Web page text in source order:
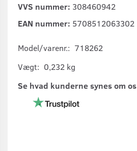
VVS nummer: 308460942
EAN nummer: 5708512063302
Model/varenr.: 718262
Vægt: 0,232 kg
Se hvad kunderne synes om os